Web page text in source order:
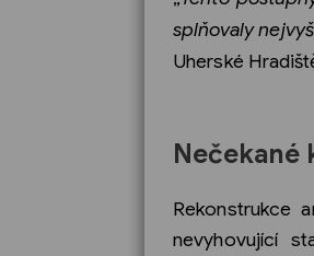
splňovaly
Uherské
Nečekané
Rekonstrukce
nevyhovující